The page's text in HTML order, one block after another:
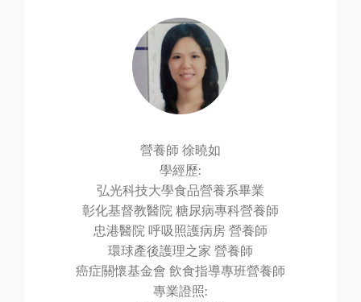
營養師 徐曉如
學經歷:
弘光科技大學食品營養系畢業
彰化基督教醫院 糖尿病專科營養師
忠港醫院 呼吸照護病房 營養師
環球產後護理之家 營養師
癌症關懷基金會 飲食指導專班營養師
專業證照: